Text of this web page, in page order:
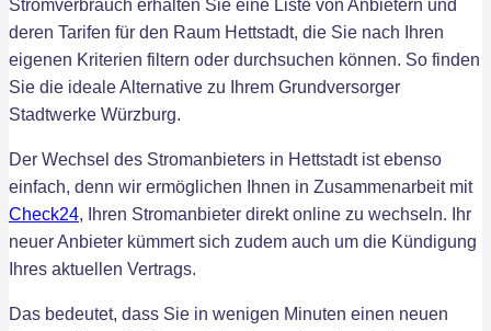
Stromverbrauch erhalten Sie eine Liste von Anbietern und
deren Tarifen für den Raum Hettstadt, die Sie nach Ihren
eigenen Kriterien filtern oder durchsuchen können. So finden
Sie die ideale Alternative zu Ihrem Grundversorger
Stadtwerke Würzburg.
Der Wechsel des Stromanbieters in Hettstadt ist ebenso
einfach, denn wir ermöglichen Ihnen in Zusammenarbeit mit
Check24, Ihren Stromanbieter direkt online zu wechseln. Ihr
neuer Anbieter kümmert sich zudem auch um die Kündigung
Ihres aktuellen Vertrags.
Das bedeutet, dass Sie in wenigen Minuten einen neuen